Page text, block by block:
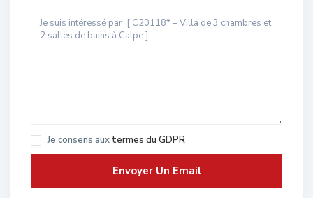
Je consens aux termes du GDPR